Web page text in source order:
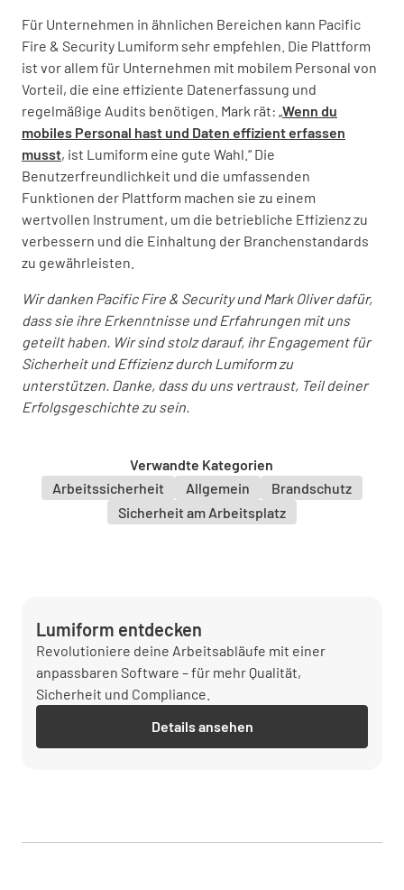
Für Unternehmen in ähnlichen Bereichen kann Pacific
Fire & Security Lumiform sehr empfehlen. Die Plattform
ist vor allem für Unternehmen mit mobilem Personal von
Vorteil, die eine effiziente Datenerfassung und
regelmäßige Audits benötigen. Mark rät: „ Wenn du
mobiles Personal hast und Daten effizient erfassen
musst, ist Lumiform eine gute Wahl.“ Die
Benutzerfreundlichkeit und die umfassenden
Funktionen der Plattform machen sie zu einem
wertvollen Instrument, um die betriebliche Effizienz zu
verbessern und die Einhaltung der Branchenstandards
zu gewährleisten.
Wir danken Pacific Fire & Security und Mark Oliver dafür,
dass sie ihre Erkenntnisse und Erfahrungen mit uns
geteilt haben. Wir sind stolz darauf, ihr Engagement für
Sicherheit und Effizienz durch Lumiform zu
unterstützen. Danke, dass du uns vertraust, Teil deiner
Erfolgsgeschichte zu sein.
Verwandte Kategorien
Arbeitssicherheit
Allgemein
Brandschutz
Sicherheit am Arbeitsplatz
Lumiform entdecken
Revolutioniere deine Arbeitsabläufe mit einer
anpassbaren Software – für mehr Qualität,
Sicherheit und Compliance.
Details ansehen